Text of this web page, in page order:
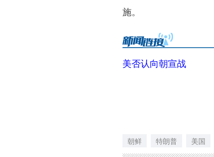
施。
美否认向朝宣战
朝鲜 特朗普 美国